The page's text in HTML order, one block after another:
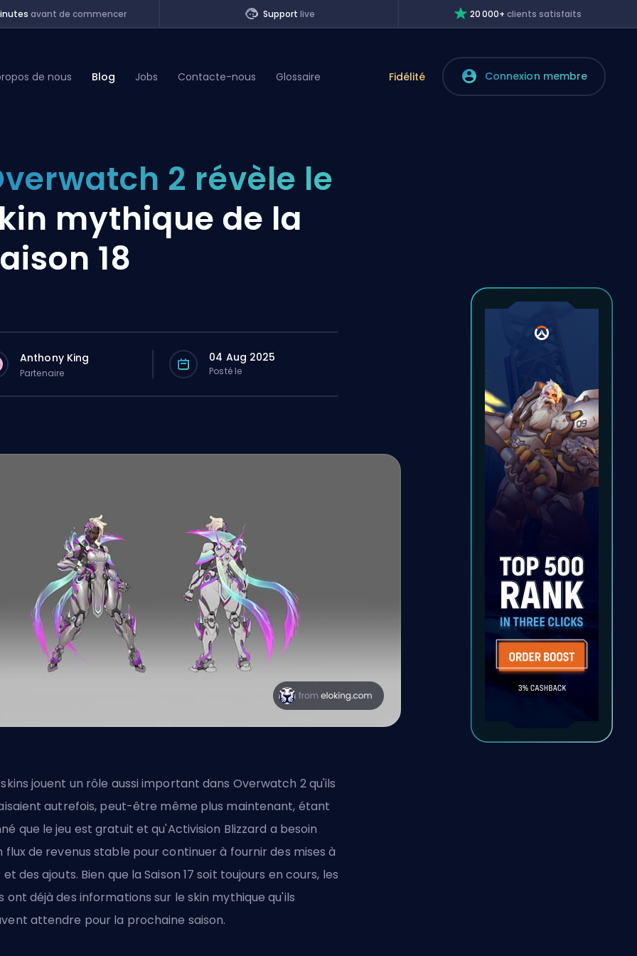
avant de commencer Support live 20 000+clients satisfaits
de nous Blog Jobs Contacte-nous Glossaire Fidélité Connexion membre
2 révèle le
mythique de la
18
Anthony King
Partenaire
04 Aug 2025
Posté le
skins jouent un rôle aussi important dans Overwatch 2 qu'ils
autrefois, peut-être même plus maintenant, étant
que le jeu est gratuit et qu'Activision Blizzard a besoin
flux de revenus stable pour continuer à fournir des mises à
et des ajouts. Bien que la Saison 17 soit toujours en cours, les
ont déjà des informations sur le skin mythique qu'ils
attendre pour la prochaine saison.